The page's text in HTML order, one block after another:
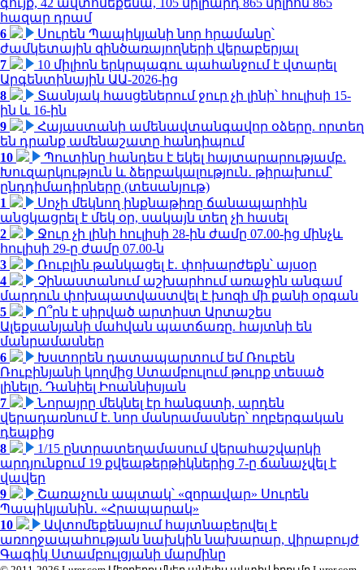
հազար դրամ
6
Սուրեն Պապիկյանի նոր հրամանը՝
ժամկետային զինծառայողների վերաբերյալ
7
10 միլիոն երկրպագու պահանջում է վտարել
Արգենտինային ԱԱ-2026-ից
8
Տասնյակ հասցեներում ջուր չի լինի՝ հուլիսի 15-
ին և 16-ին
9
Հայաստանի ամենավտանգավոր օձերը. որտեղ
են դրանք ամենաշատը հանդիպում
10
Պուտինը հանդես է եկել հայտարարությամբ.
Խուզարկություն և ձերբակալություն․ թիրախում՝
ընդդիմադիրները (տեսանյութ)
1
Սոչի մեկնող ինքնաթիռը ճանապարհին
անցկացրել է մեկ օր, սակայն տեղ չի հասել
2
Ջուր չի լինի հուլիսի 28-ին ժամը 07.00-ից մինչև
հուլիսի 29-ը ժամը 07.00-ն
3
Ռուբլին թանկացել է․ փոխարժեքն՝ այսօր
4
Չինաստանում աշխարհում առաջին անգամ
մարդուն փոխպատվաստվել է խոզի մի քանի օրգան
5
Ո՞րն է սիրված արտիստ Արտաշես
Ալեքսանյանի մահվան պատճառը. հայտնի են
մանրամասներ
6
Խստորեն դատապարտում եմ Ռուբեն
Ռուբինյանի կողմից Ստամբուլում թուրք տեսած
լինելը. Դանիել Իոաննիսյան
7
Նորայրը մեկնել էր հանգստի, արդեն
վերադառնում է. նոր մանրամասներ՝ ողբերգական
դեպքից
8
1/15 ընտրատեղամասում վերահաշվարկի
արդյունքում 19 քվեաթերթիկներից 7-ը ճանաչվել է
վավեր
9
Շառաչուն ապտակ՝ «զորավար» Սուրեն
Պապիկյանին․ «Հրապարակ»
10
Ավտոմեքենայում հայտնաբերվել է
առողջապահության նախկին նախարար, վիրաբույժ
Գագիկ Ստամբուլցյանի մարմինը